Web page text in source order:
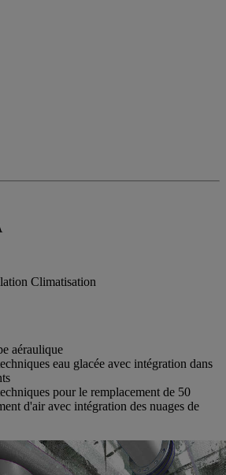
Climatisation
aéraulique
eau glacée avec intégration dans
pour le remplacement de 50
d'air avec intégration des nuages de